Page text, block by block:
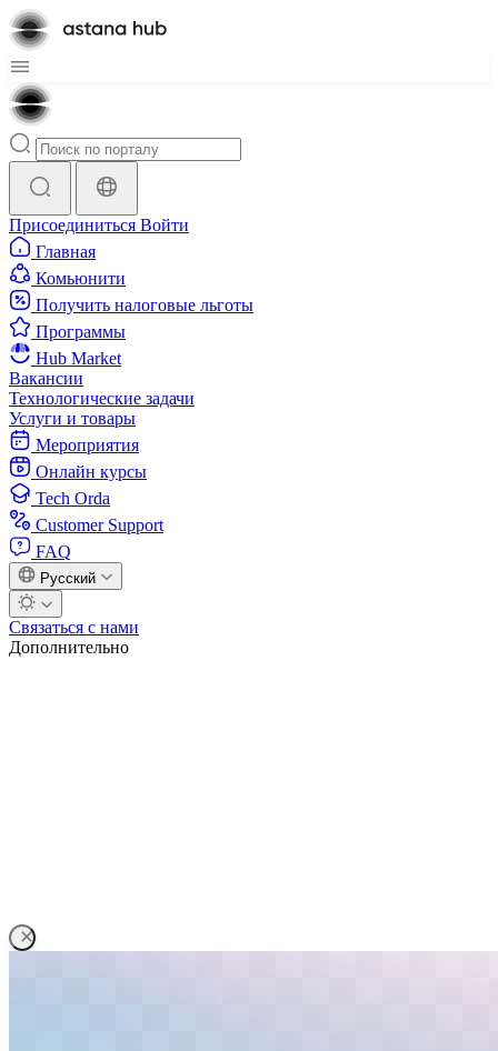
Присоединиться Войти
Главная
Комьюнити
Получить налоговые льготы
Программы
Hub Market
Вакансии
Технологические задачи
Услуги и товары
Мероприятия
Онлайн курсы
Tech Orda
Customer Support
FAQ
Русский
Связаться с нами
Дополнительно